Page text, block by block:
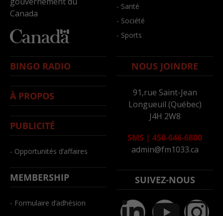
Canada
- Santé
- Société
- Sports
BINGO RADIO
À PROPOS
PUBLICITÉ
- Opportunités d’affaires
MEMBERSHIP
- Formulaire d’adhésion
NOUS JOINDRE
91,rue Saint-Jean
Longueuil (Québec)
J4H 2W8
SMS | 450-646-6800
admin@fm1033.ca
SUIVEZ-NOUS